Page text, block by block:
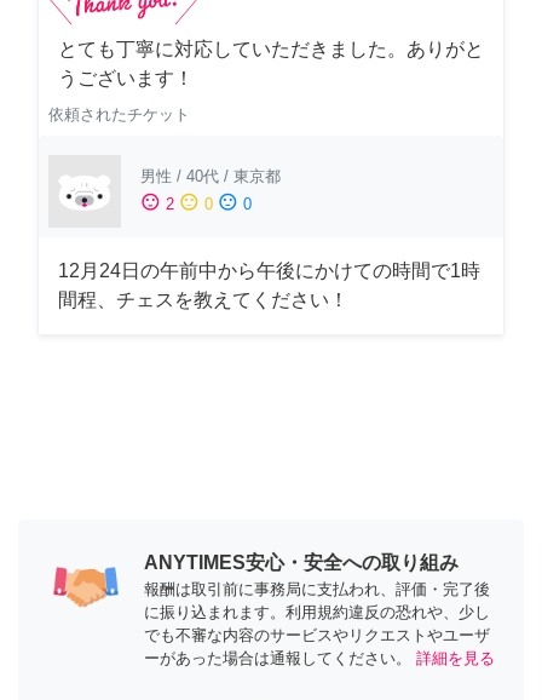
とても丁寧に対応していただきました。ありがと
うございます！
依頼されたチケット
男性 / 40代 / 東京都
sentiment_satisfied 2 sentiment_neutral 0 sentiment_dissatisfied 0
12月24日の午前中から午後にかけての時間で1時
間程、チェスを教えてください！
ANYTIMES安心・安全への取り組み
報酬は取引前に事務局に支払われ、評価・完了後
に振り込まれます。利用規約違反の恐れや、少し
でも不審な内容のサービスやリクエストやユーザ
ーがあった場合は通報してください。
詳細を見る